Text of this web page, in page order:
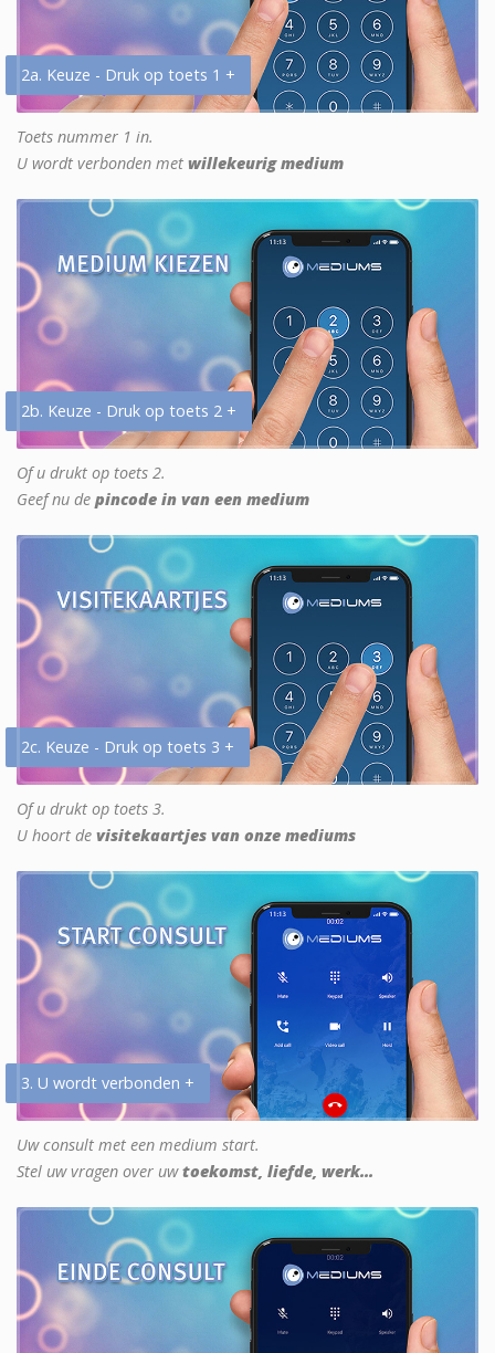
2a. Keuze - Druk op toets 1 +
Toets nummer 1 in.
U wordt verbonden met willekeurig medium
2b. Keuze - Druk op toets 2 +
Of u drukt op toets 2.
Geef nu de pincode in van een medium
2c. Keuze - Druk op toets 3 +
Of u drukt op toets 3.
U hoort de visitekaartjes van onze mediums
3. U wordt verbonden +
Uw consult met een medium start.
Stel uw vragen over uwtoekomst, liefde, werk...